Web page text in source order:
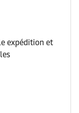
expédition et